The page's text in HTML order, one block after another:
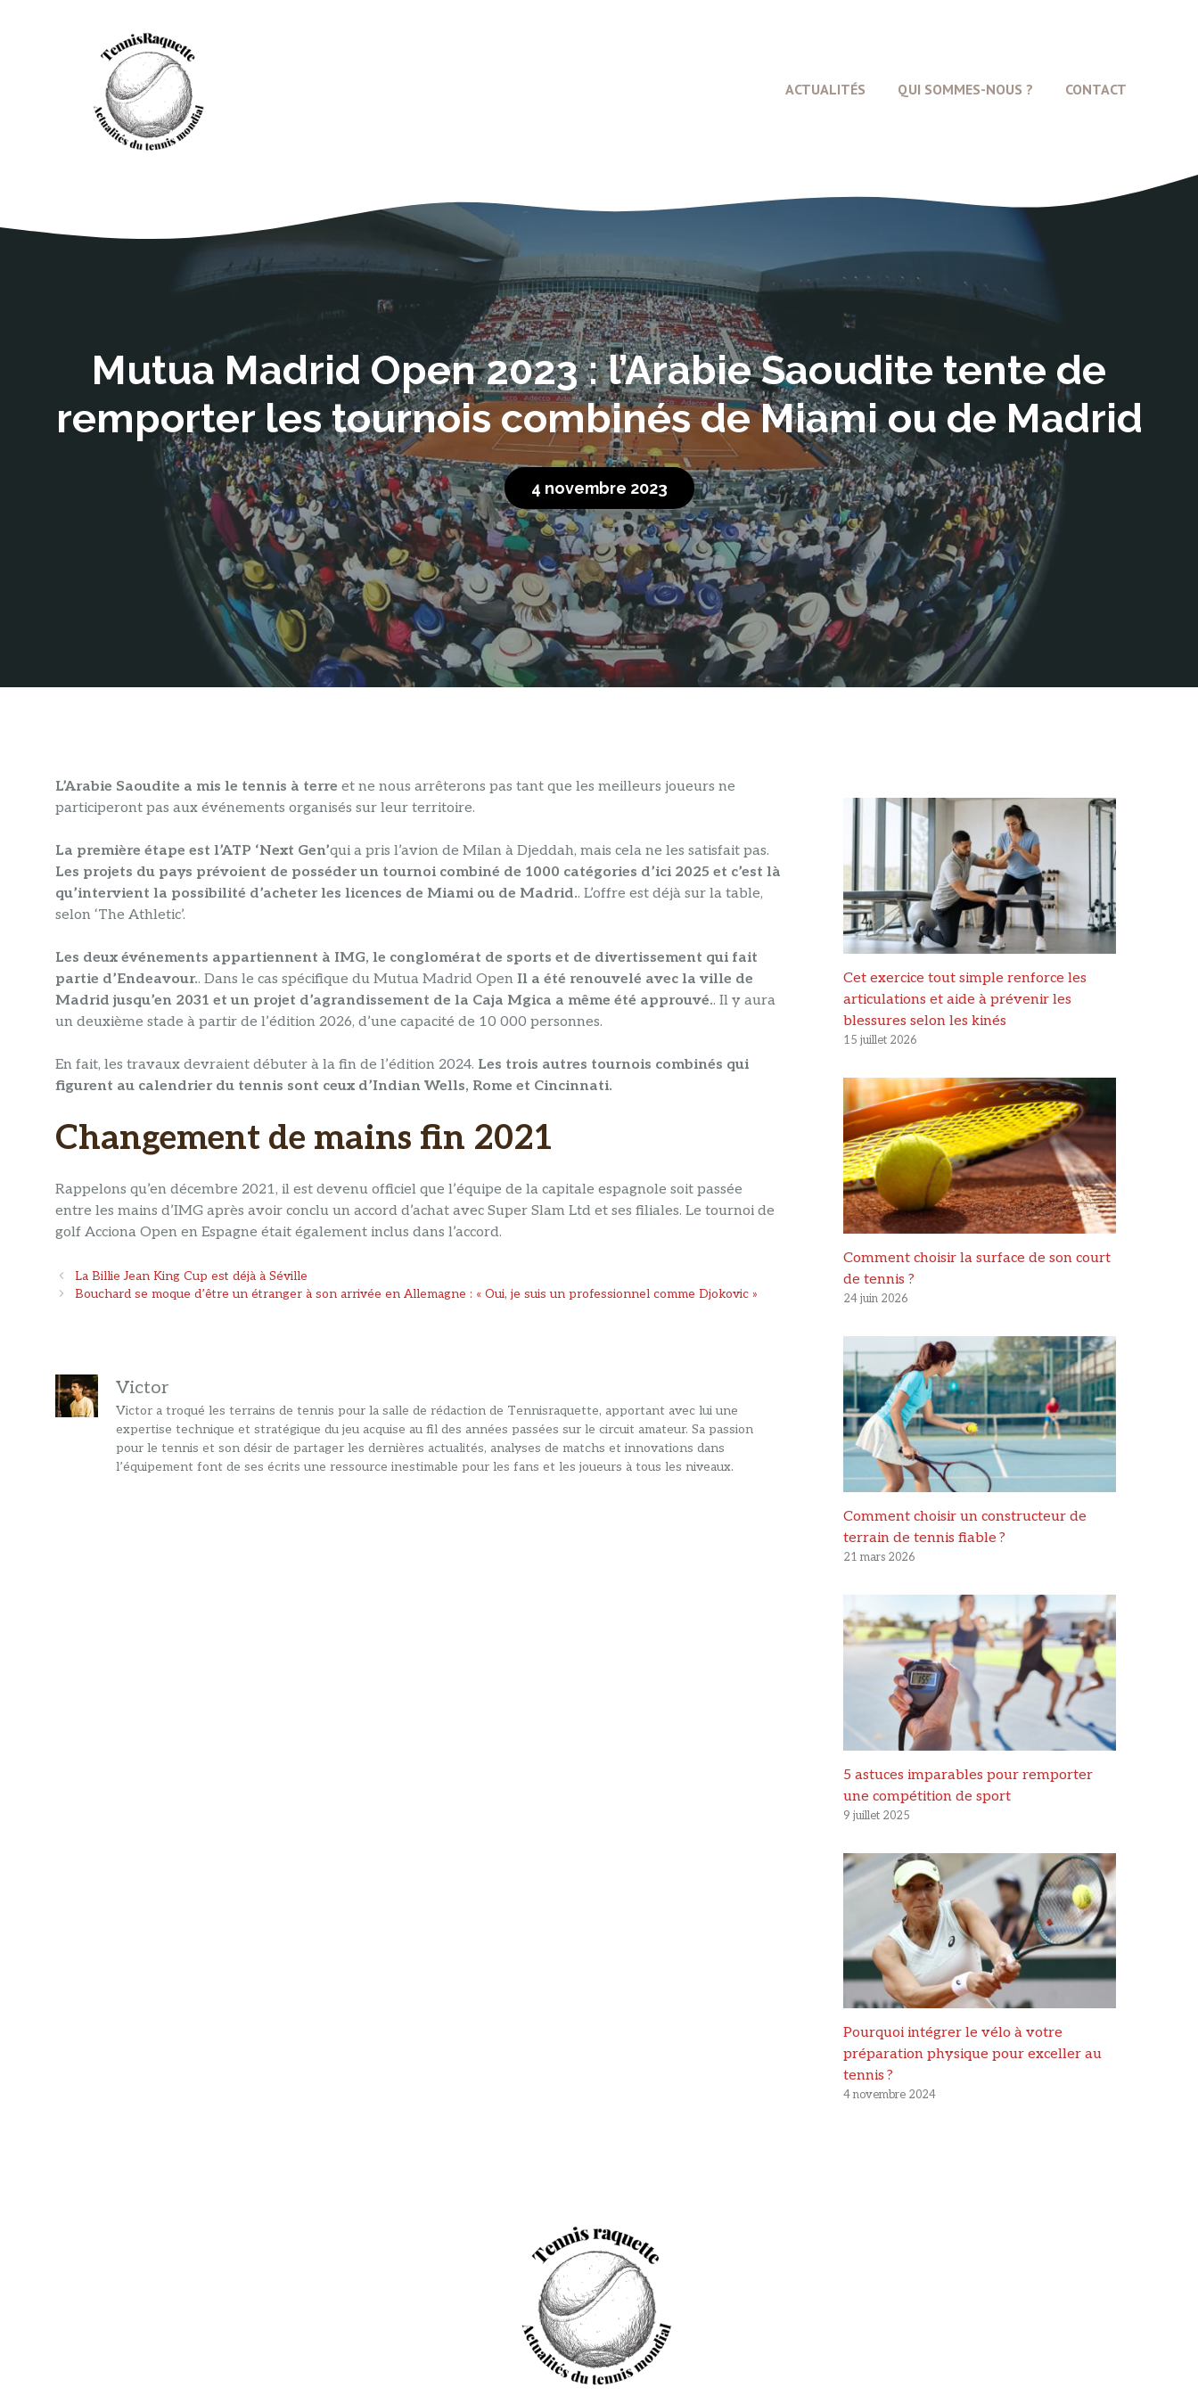
ACTUALITÉS QUI SOMMES-NOUS ? CONTACT
Mutua Madrid Open 2023 : l’Arabie Saoudite tente de
remporter les tournois combinés de Miami ou de Madrid
4 novembre 2023
L’Arabie Saoudite a mis le tennis à terre et ne nous arrêterons pas tant que les meilleurs joueurs ne
participeront pas aux événements organisés sur leur territoire.
La première étape est l’ATP ‘Next Gen’qui a pris l’avion de Milan à Djeddah, mais cela ne les satisfait pas.
Les projets du pays prévoient de posséder un tournoi combiné de 1000 catégories d’ici 2025 et c’est là
qu’intervient la possibilité d’acheter les licences de Miami ou de Madrid.. L’offre est déjà sur la table,
selon ‘The Athletic’.
Les deux événements appartiennent à IMG, le conglomérat de sports et de divertissement qui fait
partie d’Endeavour.. Dans le cas spécifique du Mutua Madrid Open Il a été renouvelé avec la ville de
Madrid jusqu’en 2031 et un projet d’agrandissement de la Caja Mgica a même été approuvé.. Il y aura
un deuxième stade à partir de l’édition 2026, d’une capacité de 10 000 personnes.
En fait, les travaux devraient débuter à la fin de l’édition 2024. Les trois autres tournois combinés qui
figurent au calendrier du tennis sont ceux d’Indian Wells, Rome et Cincinnati.
Changement de mains fin 2021
Rappelons qu’en décembre 2021, il est devenu officiel que l’équipe de la capitale espagnole soit passée
entre les mains d’IMG après avoir conclu un accord d’achat avec Super Slam Ltd et ses filiales. Le tournoi de
golf Acciona Open en Espagne était également inclus dans l’accord.
Navigation
des
La Billie Jean King Cup est déjà à Séville
Bouchard se moque d’être un étranger à son arrivée en Allemagne : « Oui, je suis un professionnel comme Djokovic »
Victor
Victor a troqué les terrains de tennis pour la salle de rédaction de Tennisraquette, apportant avec lui une
expertise technique et stratégique du jeu acquise au fil des années passées sur le circuit amateur. Sa passion
pour le tennis et son désir de partager les dernières actualités, analyses de matchs et innovations dans
l’équipement font de ses écrits une ressource inestimable pour les fans et les joueurs à tous les niveaux.
Cet exercice tout simple renforce les
articulations et aide à prévenir les
blessures selon les kinés
15 juillet 2026
Comment choisir la surface de son court
de tennis ?
24 juin 2026
Comment choisir un constructeur de
terrain de tennis fiable ?
21 mars 2026
5 astuces imparables pour remporter
une compétition de sport
9 juillet 2025
Pourquoi intégrer le vélo à votre
préparation physique pour exceller au
tennis ?
4 novembre 2024